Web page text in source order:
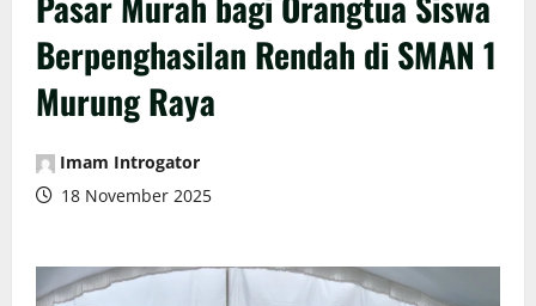
Berpenghasilan Rendah di SMAN 1
Murung Raya
Imam Introgator
18 November 2025